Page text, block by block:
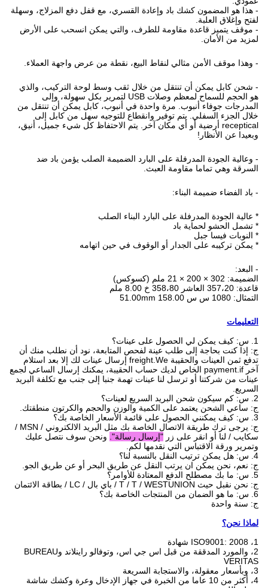
- هذا هو المضمون كشك باد وإعادة القسري، مع قفل دفع المزلاج، وسهلة
لفتح وإغلاق العلبة.
- موقف يتميز قاعدة مقاومة للطرف، والتي يمكن انسحب على الأرض
لمزيد من الأمان.
- وهذا موقف الأمن مثالي لنقاط البيع، نقطة من عرض واجهة العملاء.
- شحن كابل يمكن أن تنتقل من خلال ثقب وسط لوحة التركيب، والذي
هو الحجم للسماح لمعظم وصلات USB لتمرير بكل سهولة، وإلى
المدرجات جوفاء أنبوب.
مرة واحدة في أنبوب، كابل يمكن أن تنتقل من
خلال الجزء السفلي.
يتم توفير وانقطاع للتوجيه سهل من كابل إلى
receptical أرضية أو أي مكان آخر.
يتم الاحتفاظ كل شيء جميل، أنيق،
وبعيدا عن الأنظار!
- وعالية الجودة المدرفلة على البارد الضميمة الصلب يؤمن باد ضد
السرقة وهي تماما مقاومة العبث.
- باد الفضاء ضميمة البناء:
* عالية الجودة المدرفلة على البارد البناء الصلب
* تشمل الحشو لحماية باد
* النوبات فيسا جبل
* يمكن تركيبه على الجدار أو الوقوف في حين اتهامه
- البعد:
الضميمة: 302 × 200 × 21 ملم (كسوكس)
قاعدة: 357،20 العاشر 358،80 خ 8.00 ملم
التمثال: 1080 س س 158.00 51.00mm
التعليمات
1. س: كيف يمكن لي الحصول على عينات؟
ج: إذا كنت بحاجة إلى طلب عينة لفحص المتابعة، نود أن نطلب منك أن
تدفع ثمن العينات والحقيبة freight.We إرسال عينات لك إلا بعد استلام
آخر payment.if الخاص لديك حساب الحقيبة، يمكنك إرسال الساعي لجمع
عينات من شركتنا أو ترسل لنا عينات تهمة جنبا إلى جنب مع تكلفة البريد
السريع.
2. س: كم سيكون شحن البريد السريع لعينات؟
ج: ساعي الشحن يعتمد على الكمية والوزن والحجم والكرتون منطقتك.
3. س: كيف يمكنني الحصول على قائمة الأسعار الخاصة بك؟
ج: يرجى ترك طريقة الاتصال الخاصة بك مثل البريد الالكتروني / MSN /
سكايب / لنا أو انقر على زر "إرسال رسالة". ونحن سوف نتصل عليك
وتمرير ورقة الاقتباس التي نقدمها لكم.
4. س: هل يمكن ترتيب النقل بالنسبة لنا؟
ج: نعم، نحن يمكن ان يرتب النقل عن طريق البحر أو عن طريق الجو.
5. س: ما بك مصطلح الدفع المعتادة للأوامر؟
ج: نحن نقبل حيث T / T / WESTUNION / باي بال / LC / بطاقة الائتمان
6. س: ما هو الضمان من المنتجات الخاصة بك؟
ج: سنة واحدة
لماذا نحن؟
1، ISO9001: 2008 شهادة
2، والمورد المدققة من قبل اس جي اس، وتوفالو راينلاند وBUREAU
VERITAS
3، وبأسعار معقولة، والاستجابة السريعة
4، أكثر من 10 عاما من الخبرة في جهاز الإدخال وعرة وكشك شاشة